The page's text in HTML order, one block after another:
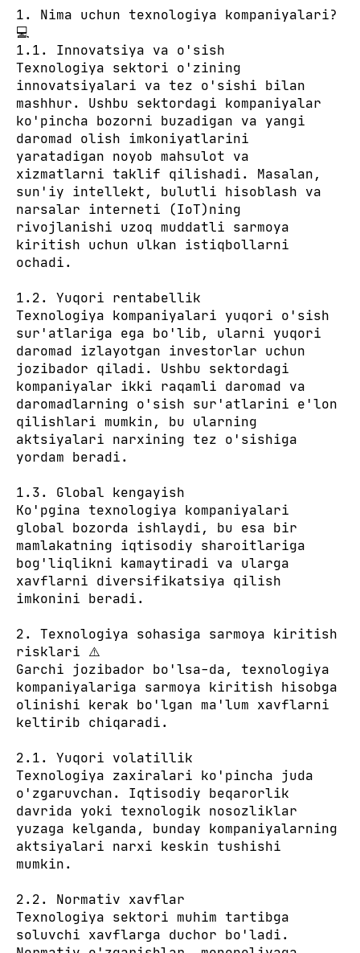
1. Nima uchun texnologiya kompaniyalari?
💻
1.1. Innovatsiya va o'sish
Texnologiya sektori o'zining
innovatsiyalari va tez o'sishi bilan
mashhur. Ushbu sektordagi kompaniyalar
ko'pincha bozorni buzadigan va yangi
daromad olish imkoniyatlarini
yaratadigan noyob mahsulot va
xizmatlarni taklif qilishadi. Masalan,
sun'iy intellekt, bulutli hisoblash va
narsalar interneti (IoT)ning
rivojlanishi uzoq muddatli sarmoya
kiritish uchun ulkan istiqbollarni
ochadi.
1.2. Yuqori rentabellik
Texnologiya kompaniyalari yuqori o'sish
sur'atlariga ega bo'lib, ularni yuqori
daromad izlayotgan investorlar uchun
jozibador qiladi. Ushbu sektordagi
kompaniyalar ikki raqamli daromad va
daromadlarning o'sish sur'atlarini e'lon
qilishlari mumkin, bu ularning
aktsiyalari narxining tez o'sishiga
yordam beradi.
1.3. Global kengayish
Ko'pgina texnologiya kompaniyalari
global bozorda ishlaydi, bu esa bir
mamlakatning iqtisodiy sharoitlariga
bog'liqlikni kamaytiradi va ularga
xavflarni diversifikatsiya qilish
imkonini beradi.
2. Texnologiya sohasiga sarmoya kiritish
risklari ⚠️
Garchi jozibador bo'lsa-da, texnologiya
kompaniyalariga sarmoya kiritish hisobga
olinishi kerak bo'lgan ma'lum xavflarni
keltirib chiqaradi.
2.1. Yuqori volatillik
Texnologiya zaxiralari ko'pincha juda
o'zgaruvchan. Iqtisodiy beqarorlik
davrida yoki texnologik nosozliklar
yuzaga kelganda, bunday kompaniyalarning
aktsiyalari narxi keskin tushishi
mumkin.
2.2. Normativ xavflar
Texnologiya sektori muhim tartibga
soluvchi xavflarga duchor bo'ladi.